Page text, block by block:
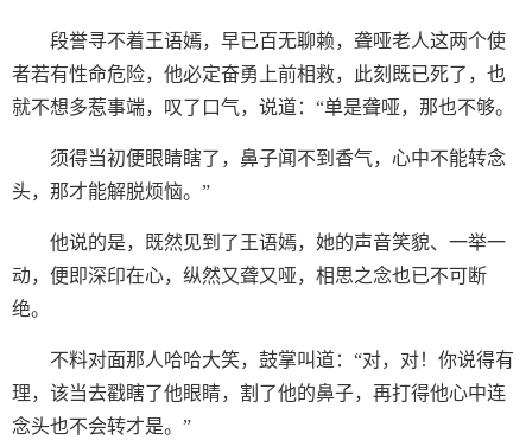
段誉寻不着王语嫣，早已百无聊赖，聋哑老人这两个使
者若有性命危险，他必定奋勇上前相救，此刻既已死了，也
就不想多惹事端，叹了口气，说道：“单是聋哑，那也不够。
须得当初便眼睛瞎了，鼻子闻不到香气，心中不能转念
头，那才能解脱烦恼。”
他说的是，既然见到了王语嫣，她的声音笑貌、一举一
动，便即深印在心，纵然又聋又哑，相思之念也已不可断
绝。
不料对面那人哈哈大笑，鼓掌叫道：“对，对！你说得有
理，该当去戳瞎了他眼睛，割了他的鼻子，再打得他心中连
念头也不会转才是。”